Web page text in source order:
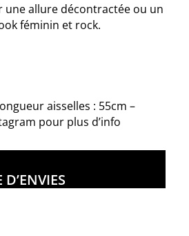
une allure décontractée ou un
féminin et rock.
aisselles : 55cm –
pour plus d’info